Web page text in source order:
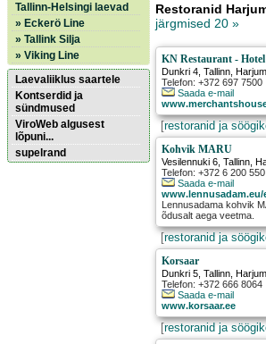
Tallinn-Helsingi laevad
» Eckerö Line
» Tallink Silja
» Viking Line
Laevaliiklus saartele
Kontserdid ja
sündmused
ViroWeb algusest
lõpuni...
supelrand
Restoranid
järgmised 20 »
KN Restaurant -
Dunkri 4 ,Tallinn ,
Telefon: +372 697 7500
Saada e-mail
[restoranid ja
Kohvik MARU
Vesilennuki 6 ,Tallinn ,
Telefon: +372 6 200 550
Saada e-mail
Lennusadama kohvik
õdusalt aega veetma.
[restoranid ja
Korsaar
Dunkri 5 ,Tallinn ,
Telefon: +372 666 8064
Saada e-mail
www.korsaar.ee
[restoranid ja